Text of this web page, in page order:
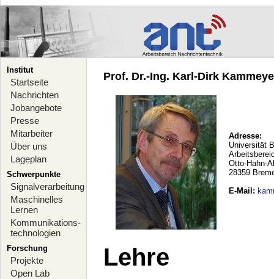
Institut
Startseite
Nachrichten
Jobangebote
Presse
Mitarbeiter
Über uns
Lageplan
Schwerpunkte
Signalverarbeitung
Maschinelles
Lernen
Kommunikations-
technologien
Forschung
Projekte
Open Lab
Prof. Dr.-Ing. Karl-Dirk
Adresse:
Universität
Otto-Hahn-
28359
E-Mail :
Lehre